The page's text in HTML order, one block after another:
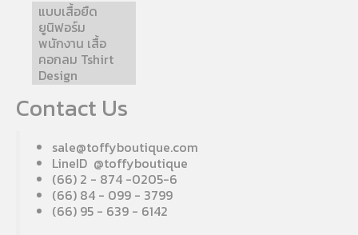
แบบเสื้อยืด
ยูนิฟอร์ม
พนักงาน เสื้อ
คอกลม Tshirt
Design
Contact Us
sale@toffyboutique.com
LineID @toffyboutique
(66) 2 - 874 -0205-6
(66) 84 - 099 - 3799
(66) 95 - 639 - 6142